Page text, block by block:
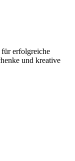
erfolgreiche
und kreative